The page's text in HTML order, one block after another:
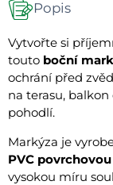
Popis
Vytvořte si
touto boční
ochrání před
na terasu,
pohodlí.
Markýza je
PVC
vysokou míru